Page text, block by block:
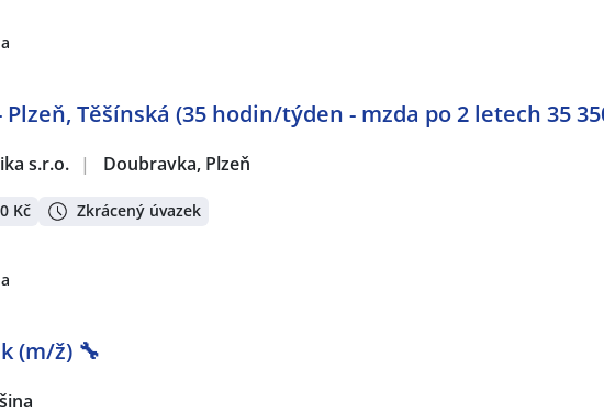
Těšínská (35 hodin/týden - mzda po 2 letech 35
s.r.o. | Doubravka, Plzeň
Kč Zkrácený úvazek
(m/ž) 🔧